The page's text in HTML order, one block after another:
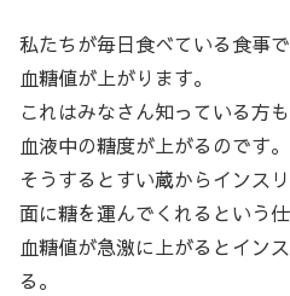
私たちが毎日食べている食事
血糖値が上がります。
これはみなさん知っている方
血液中の糖度が上がるのです。
そうするとすい蔵からインス
面に糖を運んでくれるという仕
血糖値が急激に上がるとイン
る。